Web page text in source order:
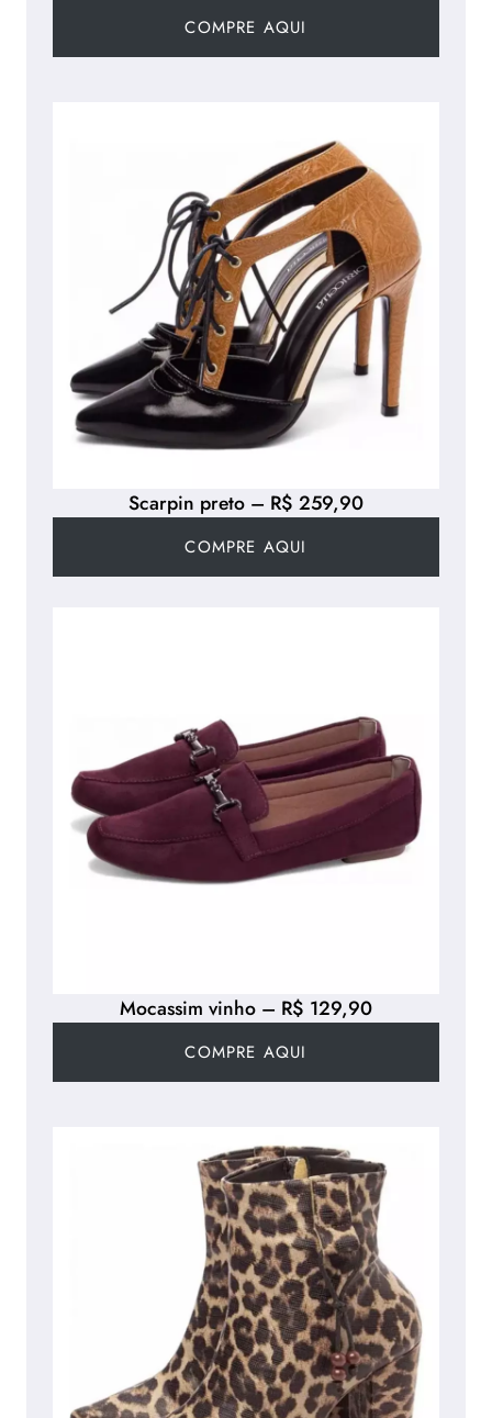
Scarpin preto – R$ 259,90
COMPRE AQUI
COMPRE AQUI
Mocassim vinho – R$ 129,90
COMPRE AQUI